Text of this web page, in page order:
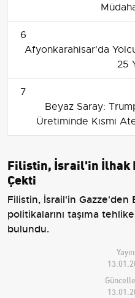
6
Afyonkarahisar'da
25
7
Beyaz Saray:
Üretiminde Kısmi
Filistin, İsrail'in İlhak
Çekti
Filistin, İsrail'in Gazze'den
politikalarını taşıma
bulundu.